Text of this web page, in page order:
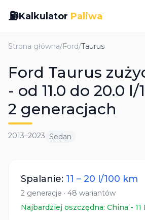
⛽Kalkulator Paliwa
Strona główna/Ford/Taurus
Ford Taurus
- od 11.0 do 20.0
2 generacjach
2013–2023 Sedan
Spalanie: 11 – 20 l/100 km
2 generacje · 48 wariantów
Najbardziej oszczędna: China - 11